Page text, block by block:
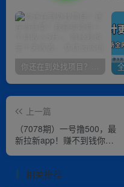
你还在到处找项目？还在当韭菜？我靠卖项目一个月收入5万+，曾经我也是个失败者。
上一篇
（7078期）一号撸500，最
新拉新app！赚不到钱你来
相关推荐